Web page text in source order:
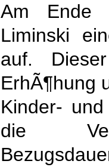
Am Ende
Liminski
auf.
ErhÃ¶hung
Kinder-
die